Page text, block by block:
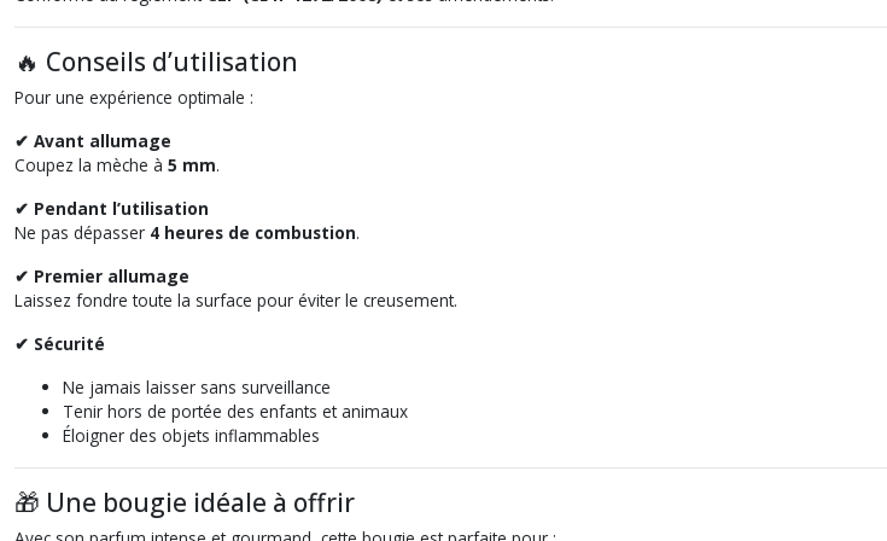
🔥 Conseils d’utilisation
Pour une expérience optimale :
✔ Avant allumage
Coupez la mèche à 5 mm.
✔ Pendant l’utilisation
Ne pas dépasser 4 heures de combustion.
✔ Premier allumage
Laissez fondre toute la surface pour éviter le creusement.
✔ Sécurité
Ne jamais laisser sans surveillance
Tenir hors de portée des enfants et animaux
Éloigner des objets inflammables
🎁 Une bougie idéale à offrir